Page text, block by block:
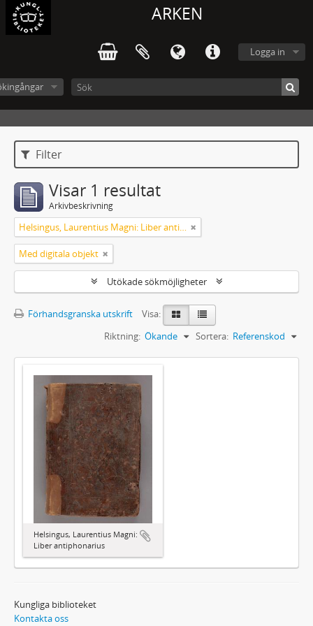
ARKEN
Logga in
Filter
Visar 1 resultat
Arkivbeskrivning
Helsingus, Laurentius Magni: Liber antiphonarius
Med digitala objekt
Utökade sökmöjligheter
Förhandsgranska utskrift
Visa:
Sortera: Referenskod
Riktning: Ökande
Helsingus, Laurentius Magni:
Liber antiphonarius
Kungliga biblioteket
Kontakta oss